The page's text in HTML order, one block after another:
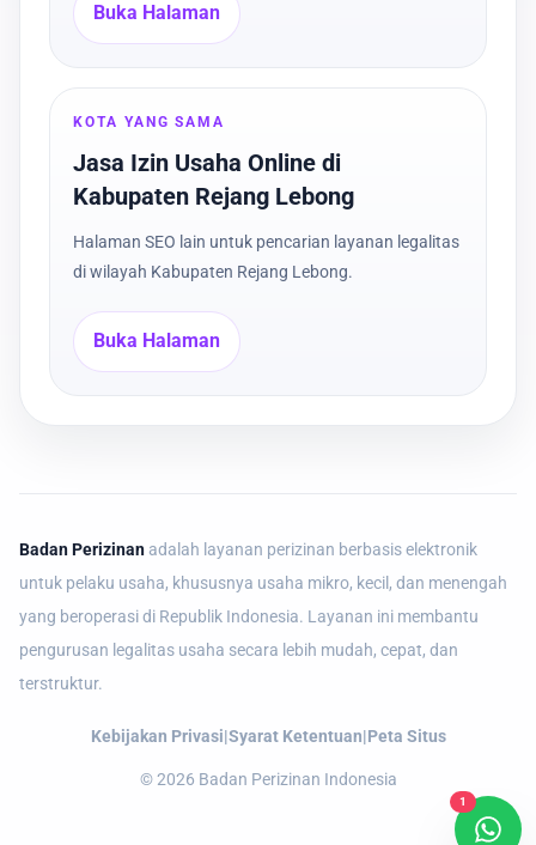
Buka Halaman
KOTA YANG SAMA
Jasa Izin Usaha Online di
Kabupaten Rejang Lebong
Halaman SEO lain untuk pencarian layanan legalitas
di wilayah Kabupaten Rejang Lebong.
Buka Halaman
Badan Perizinan adalah layanan perizinan berbasis elektronik
untuk pelaku usaha, khususnya usaha mikro, kecil, dan menengah
yang beroperasi di Republik Indonesia. Layanan ini membantu
pengurusan legalitas usaha secara lebih mudah, cepat, dan
terstruktur.
Kebijakan Privasi|Syarat Ketentuan|Peta Situs
©2026 Badan Perizinan Indonesia
1